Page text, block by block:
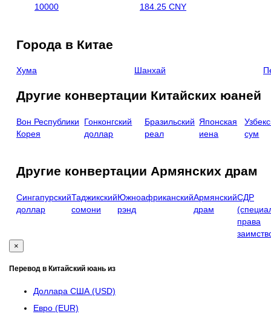
10000 184.25 CNY
Города в Китае
Хума Шанхай
Другие конвертации Китайских юаней
Вон Республики
Корея
Гонконгский
доллар
Бразильский
реал
Японская
иена
сум
Другие конвертации Армянских драм
Сингапурский
доллар
Таджикский
сомони
Южноафриканский
рэнд
Армянский
драм
СДР
права
×
Перевод в Китайский юань из
Доллара США (USD)
Евро (EUR)